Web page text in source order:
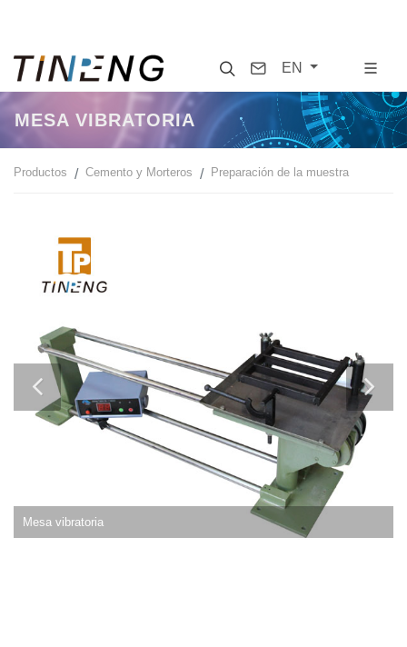
SearchContact
EN
MESA VIBRATORIA
Productos Cemento y Morteros Preparación de la muestra
Mesa vibratoria